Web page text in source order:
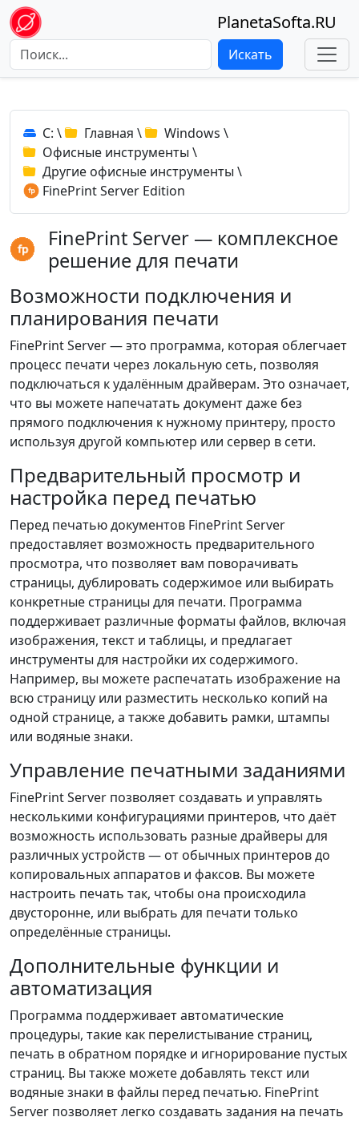
PlanetaSofta.RU
Искать
C: \ Главная \ Windows \
Офисные инструменты \
Другие офисные инструменты \
FinePrint Server Edition
FinePrint Server — комплексное
решение для печати
Возможности подключения и
планирования печати
FinePrint Server — это программа, которая облегчает
процесс печати через локальную сеть, позволяя
подключаться к удалённым драйверам. Это означает,
что вы можете напечатать документ даже без
прямого подключения к нужному принтеру, просто
используя другой компьютер или сервер в сети.
Предварительный просмотр и
настройка перед печатью
Перед печатью документов FinePrint Server
предоставляет возможность предварительного
просмотра, что позволяет вам поворачивать
страницы, дублировать содержимое или выбирать
конкретные страницы для печати. Программа
поддерживает различные форматы файлов, включая
изображения, текст и таблицы, и предлагает
инструменты для настройки их содержимого.
Например, вы можете распечатать изображение на
всю страницу или разместить несколько копий на
одной странице, а также добавить рамки, штампы
или водяные знаки.
Управление печатными заданиями
FinePrint Server позволяет создавать и управлять
несколькими конфигурациями принтеров, что даёт
возможность использовать разные драйверы для
различных устройств — от обычных принтеров до
копировальных аппаратов и факсов. Вы можете
настроить печать так, чтобы она происходила
двусторонне, или выбрать для печати только
определённые страницы.
Дополнительные функции и
автоматизация
Программа поддерживает автоматические
процедуры, такие как перелистывание страниц,
печать в обратном порядке и игнорирование пустых
страниц. Вы также можете добавлять текст или
водяные знаки в файлы перед печатью. FinePrint
Server позволяет легко создавать задания на печать